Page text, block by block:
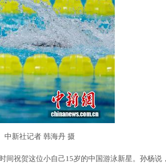
中新社记者 韩海丹 摄
间祝贺这位小自己15岁的中国游泳新星。孙杨说